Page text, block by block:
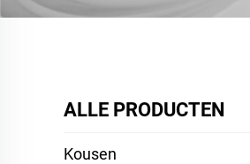
ALLE PRODUCTEN
Kousen